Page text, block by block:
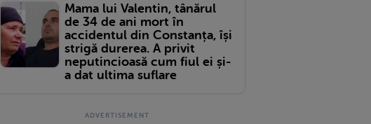
Mama lui Valentin, tânărul
de 34 de ani mort în
accidentul din Constanța, își
strigă durerea. A privit
neputincioasă cum fiul ei și-
a dat ultima suflare